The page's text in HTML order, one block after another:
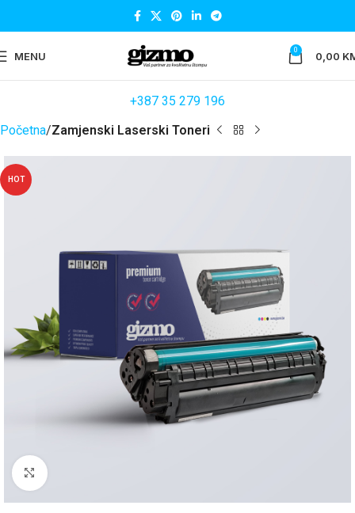
MENU 0 0,00
+387 35 279 196
Početna Zamjenski Laserski Toneri
HOT
Click to enlarge